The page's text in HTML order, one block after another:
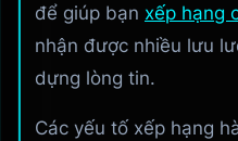
để giúp bạn xếp hạng
nhận được nhiều lưu
dựng lòng tin.
Các yếu tố xếp hạng